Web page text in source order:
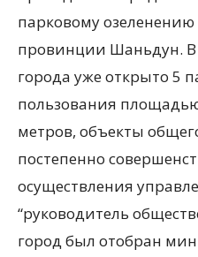
парковому
провинции Шаньдун.
города уже открыто 5
пользования
метров, объекты
постепенно
осуществления
“руководитель
город был отобран